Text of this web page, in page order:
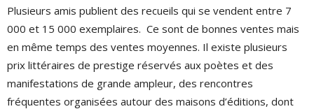
Plusieurs amis publient des recueils qui se vendent entre 7
000 et 15 000 exemplaires. Ce sont de bonnes ventes mais
en même temps des ventes moyennes. Il existe plusieurs
prix littéraires de prestige réservés aux poètes et des
manifestations de grande ampleur, des rencontres
fréquentes organisées autour des maisons d’éditions, dont